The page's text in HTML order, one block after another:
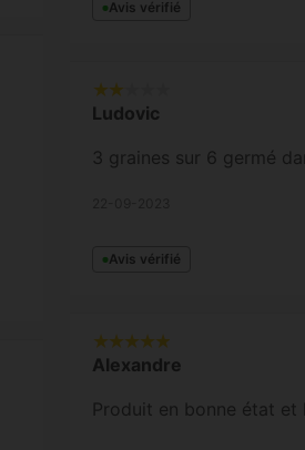
Avis vérifié
Ludovic
3 graines sur 6 germé
Avis vérifié
Alexandre
Produit en bonne état et